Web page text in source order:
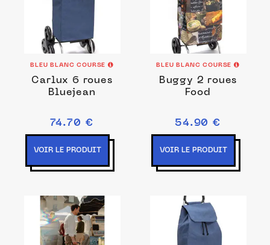
BLEU BLANC COURSE
Carlux 6 roues
Bluejean
74.70 €
VOIR LE PRODUIT
BLEU BLANC COURSE
Buggy 2 roues
Food
54.90 €
VOIR LE PRODUIT